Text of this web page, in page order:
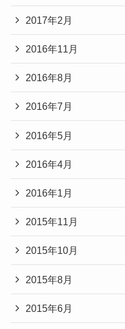
2017年2月
2016年11月
2016年8月
2016年7月
2016年5月
2016年4月
2016年1月
2015年11月
2015年10月
2015年8月
2015年6月